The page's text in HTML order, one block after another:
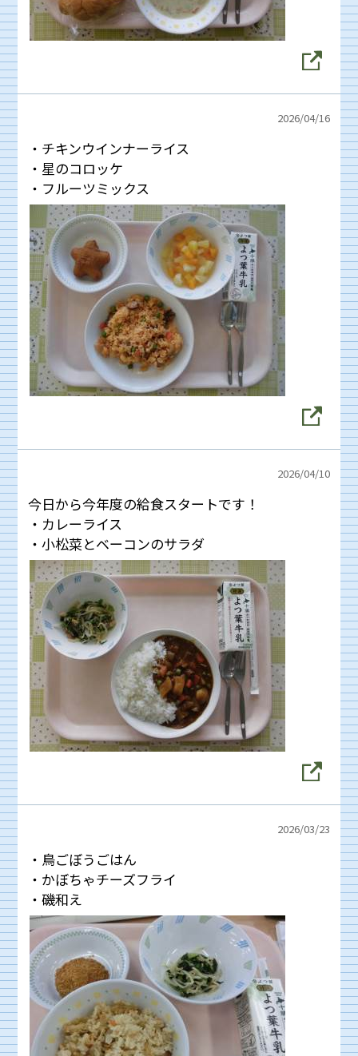
2026/04/16
・チキンウインナーライス
・星のコロッケ
・フルーツミックス
2026/04/10
今日から今年度の給食スタートです！
・カレーライス
・小松菜とベーコンのサラダ
2026/03/23
・鳥ごぼうごはん
・かぼちゃチーズフライ
・磯和え